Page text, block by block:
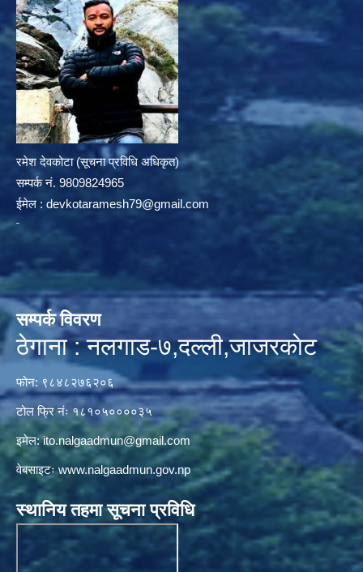
रमेश देवकोटा (सूचना प्रविधि अधिकृत)
सम्पर्क न‌ं. 9809824965
ईमेल : devkotaramesh79@gmail.com
सम्पर्क विवरण
ठेगाना : नलगाड-७,दल्ली,जाजरकाेट
फोन: ९८४८२७६२०६
टोल फ्रि नंः १८१०५००००३५
इमेल:ito.nalgaadmun@gmail.com
वेबसाइटःwww.nalgaadmun.gov.np
स्थानिय तहमा सूचना प्रविधि